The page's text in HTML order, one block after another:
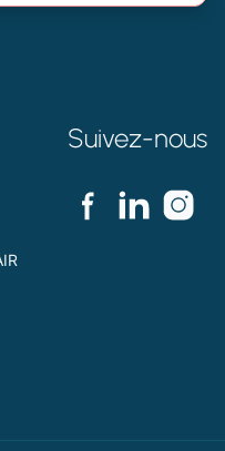
Suivez-nous